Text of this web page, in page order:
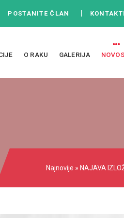
POSTANITE ČLAN
O RAKU GALERIJA
Najnovije » NAJAVA